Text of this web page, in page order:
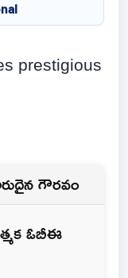
గౌరవం
ఓబీఈ